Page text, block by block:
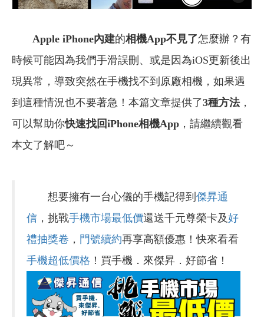
Apple iPhone內建的相機App不見了怎麼辦？有
時候可能因為我們手滑誤刪、或是因為iOS更新後出
現異常，導致突然在手機找不到原廠相機，如果遇
到這種情況也不要著急！本篇文章提供了3種方法，
可以幫助你快速找回iPhone相機App ，請繼續觀看
本文了解吧～
想要擁有一台心儀的手機記得到 傑昇通
信 ，挑戰手機市場最低價還送千元尊榮卡及好
禮抽獎卷 ， 門號續約再享高額優惠！快來看看
手機超低價格 ！買手機．來傑昇．好節省！